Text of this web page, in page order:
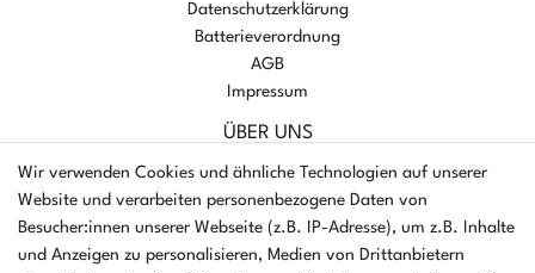
Datenschutzerklärung
Batterieverordnung
AGB
Impressum
ÜBER UNS
AMIKON GMBH
Einsteinstr. 8a
46325 Borken
Deutschland
Wir verwenden Cookies und ähnliche Technologien auf unserer
Website und verarbeiten personenbezogene Daten von
Besucher:innen unserer Webseite (z.B. IP-Adresse), um z.B. Inhalte
und Anzeigen zu personalisieren, Medien von Drittanbietern